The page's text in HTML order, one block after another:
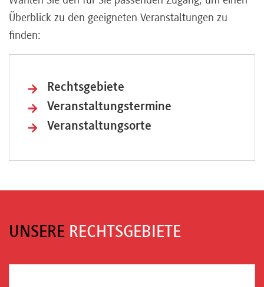
FAQ
Überblick zu den geeigneten Veranstaltungen zu
finden:
Rechtsgebiete
Veranstaltungstermine
Veranstaltungsorte
UNSERE RECHTSGEBIETE